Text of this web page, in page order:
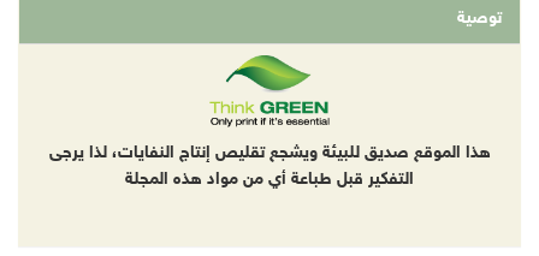
توصية
هذا الموقع صديق للبيئة ويشجع تقليص إنتاج النفايات، لذا يرجى
التفكير قبل طباعة أي من مواد هذه المجلة